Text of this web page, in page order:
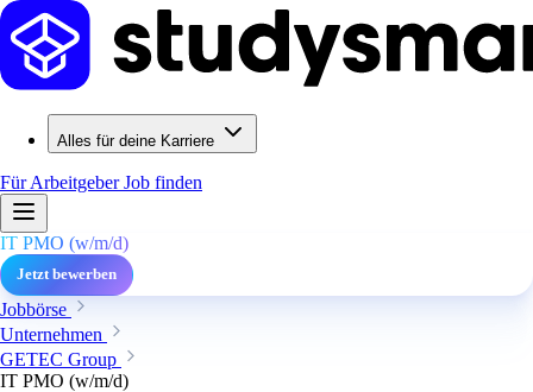
Alles für deine Karriere
Für ArbeitgeberJob finden
IT PMO (w/m/d)
Jetzt bewerben
Jobbörse
Unternehmen
GETEC Group
IT PMO (w/m/d)